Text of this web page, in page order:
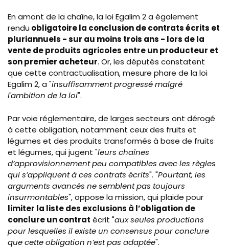
En amont de la chaîne, la loi Egalim 2 a également
rendu obligatoire la conclusion de contrats écrits et
pluriannuels - sur au moins trois ans - lors de la
vente de produits agricoles entre un producteur et
son premier acheteur. Or, les députés constatent
que cette contractualisation, mesure phare de la loi
Egalim 2, a "insuffisamment progressé malgré
l'ambition de la loi".
Par voie réglementaire, de larges secteurs ont dérogé
à cette obligation, notamment ceux des fruits et
légumes et des produits transformés à base de fruits
et légumes, qui jugent "leurs chaînes
d’approvisionnement peu compatibles avec les règles
qui s’appliquent à ces contrats écrits". "Pourtant, les
arguments avancés ne semblent pas toujours
insurmontables", oppose la mission, qui plaide pour
limiter la liste des exclusions à l’obligation de
conclure un contrat écrit "aux seules productions
pour lesquelles il existe un consensus pour conclure
que cette obligation n’est pas adaptée".